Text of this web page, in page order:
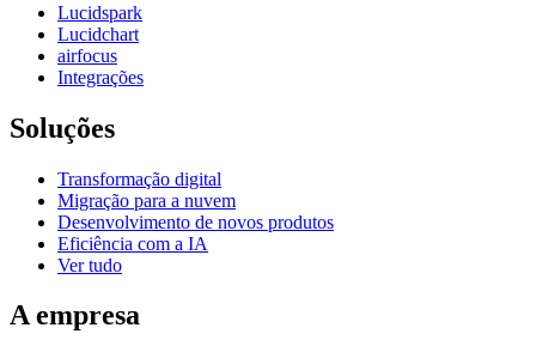
Lucidspark
Lucidchart
airfocus
Integrações
Soluções
Transformação digital
Migração para a nuvem
Desenvolvimento de novos produtos
Eficiência com a IA
Ver tudo
A empresa